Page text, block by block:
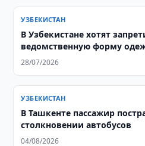
УЗБЕКИСТАН
В Узбекистане хотят
ведомственную форму
28/07/2026
УЗБЕКИСТАН
В Ташкенте пассажир
столкновении автобусов
04/08/2026